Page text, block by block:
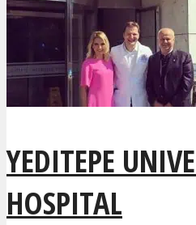
YEDITEPE
HOSPITAL